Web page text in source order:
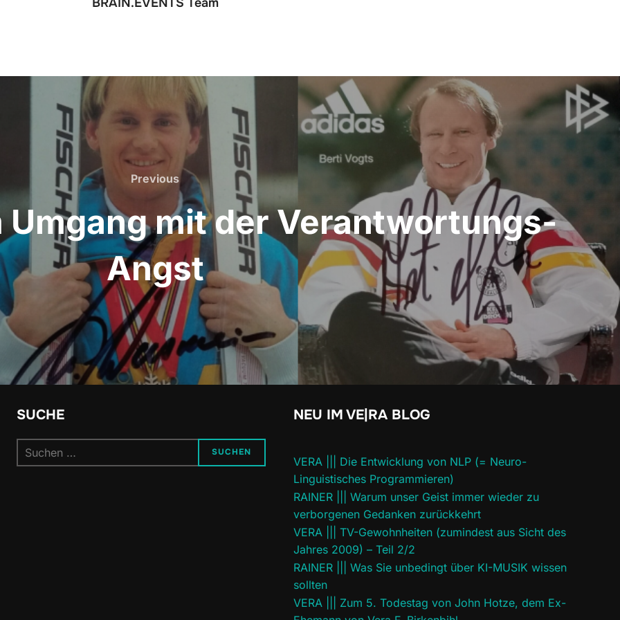
Previous
Previous
Umgang mit der Verantwortungs-
Angst
SUCHE
Suchen
nach:
SUCHEN
NEU IM VE|RA BLOG
VERA ||| Die Entwicklung von NLP (= Neuro-
Linguistisches Programmieren)
RAINER ||| Warum unser Geist immer wieder zu
verborgenen Gedanken zurückkehrt
VERA ||| TV-Gewohnheiten (zumindest aus Sicht des
Jahres 2009) – Teil 2/2
RAINER ||| Was Sie unbedingt über KI-MUSIK wissen
sollten
VERA ||| Zum 5. Todestag von John Hotze, dem Ex-